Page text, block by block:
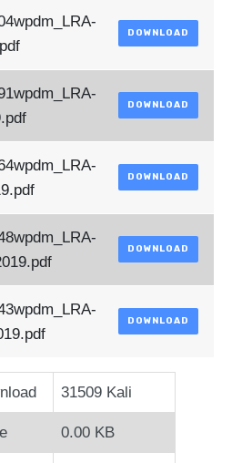
DOWNLOAD
DOWNLOAD
DOWNLOAD
DOWNLOAD
DOWNLOAD
31509 Kali
0.00 KB